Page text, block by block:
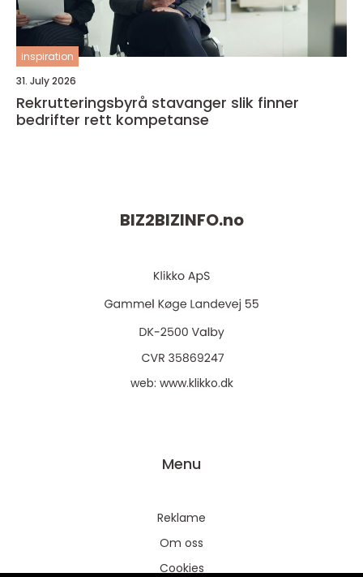
inspiration
31. July 2026
Rekrutteringsbyrå stavanger slik finner
bedrifter rett kompetanse
BIZ2BIZINFO.no
web: www.klikko.dk
Menu
Reklame
Om oss
Cookies